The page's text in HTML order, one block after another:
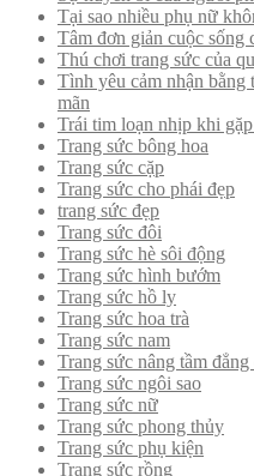
Tại sao nhiều phụ nữ
Tâm đơn giản cuộc sống
Thú chơi trang sức của
Tình yêu cảm nhận bằng
mãn
Trái tim loạn nhịp khi
Trang sức bông hoa
Trang sức cặp
Trang sức cho phái đẹp
trang sức đẹp
Trang sức đôi
Trang sức hè sôi động
Trang sức hình bướm
Trang sức hồ ly
Trang sức hoa trà
Trang sức nam
Trang sức nâng tầm
Trang sức ngôi sao
Trang sức nữ
Trang sức phong thủy
Trang sức phụ kiện
Trang sức rồng